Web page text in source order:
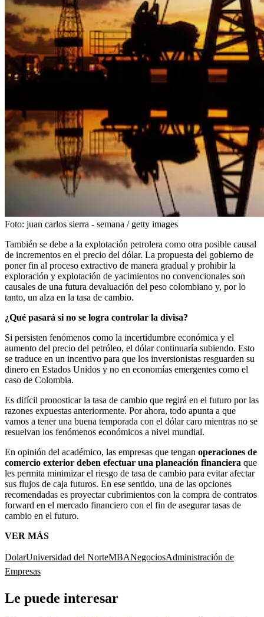
Foto: juan carlos sierra - semana / getty images
También se debe a la explotación petrolera como otra posible causal
de incrementos en el precio del dólar. La propuesta del gobierno de
poner fin al proceso extractivo de manera gradual y prohibir la
exploración y explotación de yacimientos no convencionales son
causales de una futura devaluación del peso colombiano y, por lo
tanto, un alza en la tasa de cambio.
¿Qué pasará si no se logra controlar la divisa?
Si persisten fenómenos como la incertidumbre económica y el
aumento del precio del petróleo, el dólar continuaría subiendo. Esto
se traduce en un incentivo para que los inversionistas resguarden su
dinero en Estados Unidos y no en economías emergentes como el
caso de Colombia.
Es difícil pronosticar la tasa de cambio que regirá en el futuro por las
razones expuestas anteriormente. Por ahora, todo apunta a que
vamos a tener una buena temporada con el dólar caro mientras no se
resuelvan los fenómenos económicos a nivel mundial.
En opinión del académico, las empresas que tengan operaciones de
comercio exterior deben efectuar una planeación financiera que
les permita minimizar el riesgo de tasa de cambio para evitar afectar
sus flujos de caja futuros. En ese sentido, una de las opciones
recomendadas es proyectar cubrimientos con la compra de contratos
forward en el mercado financiero con el fin de asegurar tasas de
cambio en el futuro.
VER MÁS
DolarUniversidad del NorteMBANegociosAdministración de
Empresas
Le puede interesar